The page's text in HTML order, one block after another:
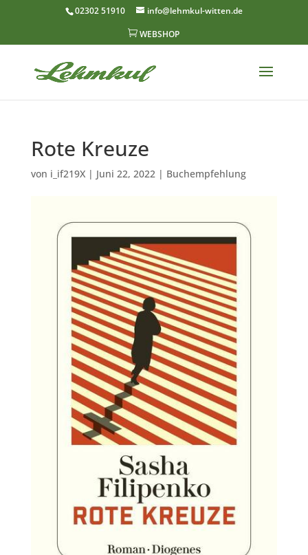
02302 51910 info@lehmkul-witten.de
 WEBSHOP
Rote Kreuze
von i_if219X| Juni 22, 2022| Buchempfehlung